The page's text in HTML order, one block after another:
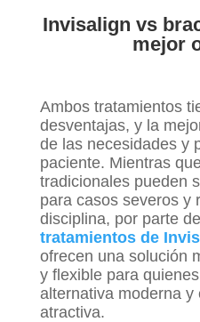
Invisalign vs
mejor
Ambos tratamientos
desventajas, y la
de las necesidades y
paciente. Mientras
tradicionales pueden
para casos severos y
disciplina, por parte
tratamientos de
ofrecen una solución
y flexible para
alternativa moderna y
atractiva.